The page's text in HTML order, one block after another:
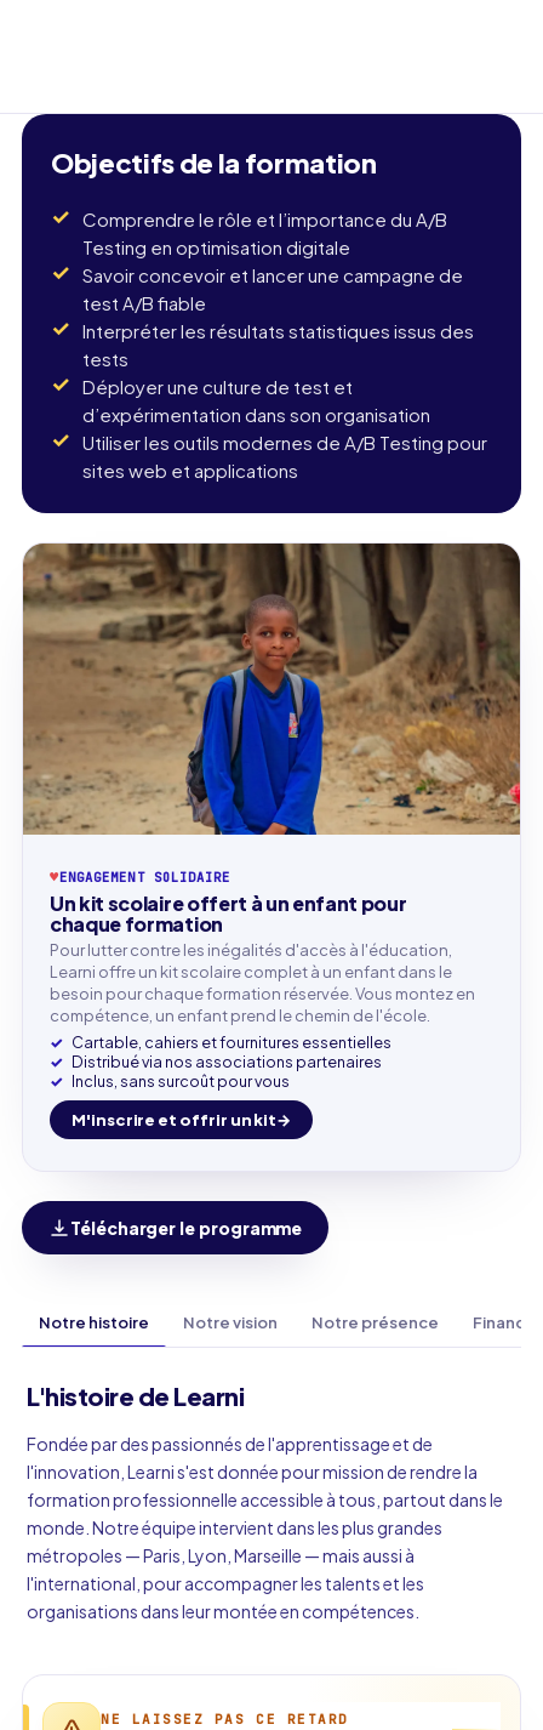
Objectifs de la formation
Comprendre le rôle et l’importance du A/B
Testing en optimisation digitale
Savoir concevoir et lancer une campagne de
test A/B fiable
Interpréter les résultats statistiques issus des
tests
Déployer une culture de test et
d’expérimentation dans son organisation
Utiliser les outils modernes de A/B Testing pour
sites web et applications
♥ENGAGEMENT SOLIDAIRE
Un kit scolaire offert à un enfant pour
chaque formation
Pour lutter contre les inégalités d'accès à l'éducation,
Learni offre un kit scolaire complet à un enfant dans le
besoin pour chaque formation réservée. Vous montez en
compétence, un enfant prend le chemin de l'école.
Cartable, cahiers et fournitures essentielles
Distribué via nos associations partenaires
Inclus, sans surcoût pour vous
M'inscrire et offrir un kit
Télécharger le programme
Notre histoire Notre vision Notre présence
L'histoire de Learni
Fondée par des passionnés de l'apprentissage et de
l'innovation, Learni s'est donnée pour mission de rendre la
formation professionnelle accessible à tous, partout dans le
monde. Notre équipe intervient dans les plus grandes
métropoles — Paris, Lyon, Marseille — mais aussi à
l'international, pour accompagner les talents et les
organisations dans leur montée en compétences.
NE LAISSEZ PAS CE RETARD